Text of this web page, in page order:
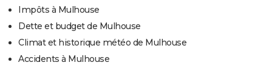
Impôts à Mulhouse
Dette et budget de Mulhouse
Climat et historique météo de Mulhouse
Accidents à Mulhouse